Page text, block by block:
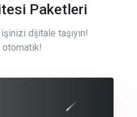
Paketleri
dijitale taşıyın!
otomatik!